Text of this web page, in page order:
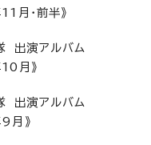
月・前半》
出演アルバム
月》
出演アルバム
月》